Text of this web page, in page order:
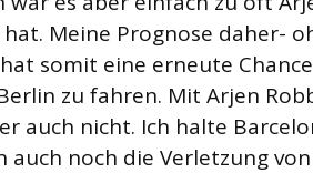
Meine Prognose daher-
somit eine erneute
zu fahren. Mit Arjen
auch nicht. Ich halte
noch die Verletzung